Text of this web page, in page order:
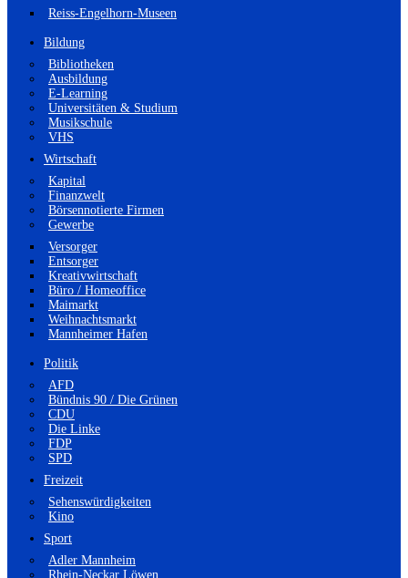
Reiss-Engelhorn-Museen
Bildung
Bibliotheken
Ausbildung
E-Learning
Universitäten & Studium
Musikschule
VHS
Wirtschaft
Kapital
Finanzwelt
Börsennotierte Firmen
Gewerbe
Versorger
Entsorger
Kreativwirtschaft
Büro / Homeoffice
Maimarkt
Weihnachtsmarkt
Mannheimer Hafen
Politik
AFD
Bündnis 90 / Die Grünen
CDU
Die Linke
FDP
SPD
Freizeit
Sehenswürdigkeiten
Kino
Sport
Adler Mannheim
Rhein-Neckar Löwen